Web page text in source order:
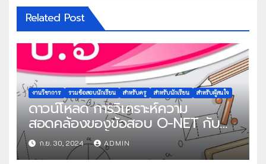
Related Post
งานวิชาการ รวมข้อสอบนักเรียน สำหรับครู สำหรับนักเรียน สำหรับผู้สนใจ
ดาวน์โหลด การวิเคราะห์ความ
สอดคล้องของข้อสอบ O-NET กับ
มาตรฐาน ตัวชี้วัด และแนวคำตอบ
วิชาคณิตศาสตร์
ก.ย. 30, 2024 ADMIN